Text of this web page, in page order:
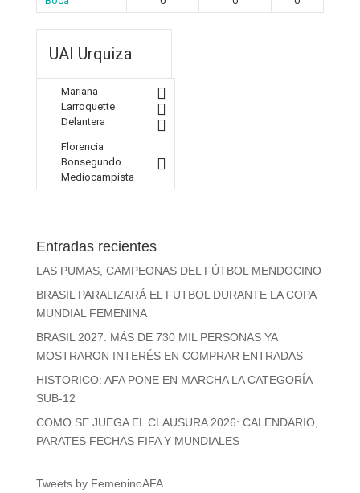
UAI Urquiza
Mariana
Larroquette
Delantera
Florencia
Bonsegundo
Mediocampista
Entradas recientes
LAS PUMAS, CAMPEONAS DEL FÚTBOL MENDOCINO
BRASIL PARALIZARÁ EL FUTBOL DURANTE LA COPA
MUNDIAL FEMENINA
BRASIL 2027: MÁS DE 730 MIL PERSONAS YA
MOSTRARON INTERÉS EN COMPRAR ENTRADAS
HISTORICO: AFA PONE EN MARCHA LA CATEGORÍA
SUB-12
COMO SE JUEGA EL CLAUSURA 2026: CALENDARIO,
PARATES FECHAS FIFA Y MUNDIALES
Tweets by FemeninoAFA